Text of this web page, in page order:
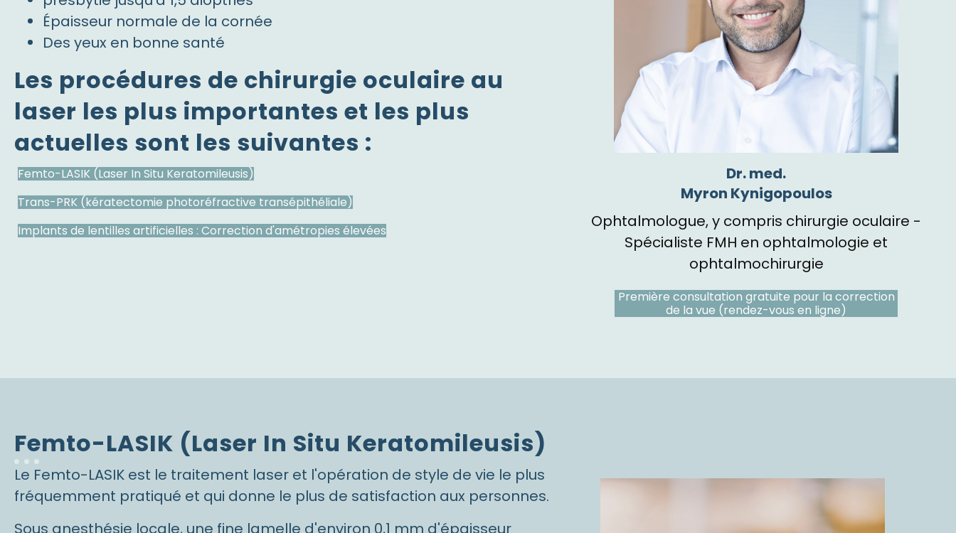
Épaisseur normale de la cornée
Des yeux en bonne santé
Les procédures de chirurgie oculaire au
laser les plus importantes et les plus
actuelles sont les suivantes :
Femto-LASIK (Laser In Situ Keratomileusis)
Trans-PRK (kératectomie photoréfractive transépithéliale)
Implants de lentilles artificielles : Correction d'amétropies élevées
Dr. med.
Myron Kynigopoulos
Ophtalmologue, y compris chirurgie oculaire -
Spécialiste FMH en ophtalmologie et
ophtalmochirurgie
Première consultation gratuite pour la correction
de la vue (rendez-vous en ligne)
Femto-LASIK (Laser In Situ Keratomileusis)
Le Femto-LASIK est le traitement laser et l'opération de style de vie le plus
fréquemment pratiqué et qui donne le plus de satisfaction aux personnes.
Sous anesthésie locale, une fine lamelle d'environ 0,1 mm d'épaisseur